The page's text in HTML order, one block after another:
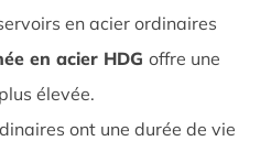
en acier ordinaires
en acier HDG offre une
élevée.
ont une durée de vie